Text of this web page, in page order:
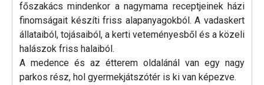
főszakács mindenkor a nagymama receptjeinek házi
finomságait készíti friss alapanyagokból. A vadaskert
állataiból, tojásaiból, a kerti veteményesből és a közeli
halászok friss halaiból.
A medence és az étterem oldalánál van egy nagy
parkos rész, hol gyermekjátszótér is ki van képezve.